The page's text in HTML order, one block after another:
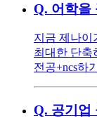
Q. 어학을
지금 제나이
최대한 단축
전공+ncs하
Q. 공기업